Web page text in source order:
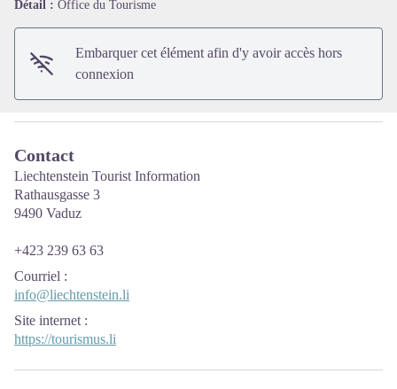
Détail : Office du Tourisme
Embarquer cet élément afin d'y avoir accès hors
connexion
Contact
Liechtenstein Tourist Information
Rathausgasse 3
9490 Vaduz
+423 239 63 63
Courriel :
info@liechtenstein.li
Site internet :
https://tourismus.li